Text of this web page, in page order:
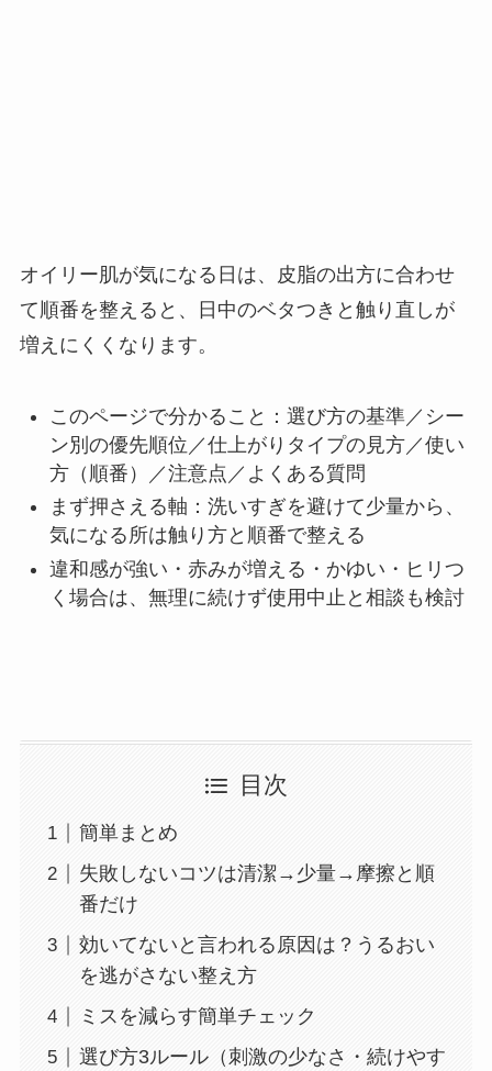
オイリー肌が気になる日は、皮脂の出方に合わせ
て順番を整えると、日中のベタつきと触り直しが
増えにくくなります。
このページで分かること：選び方の基準／シー
ン別の優先順位／仕上がりタイプの見方／使い
方（順番）／注意点／よくある質問
まず押さえる軸：洗いすぎを避けて少量から、
気になる所は触り方と順番で整える
違和感が強い・赤みが増える・かゆい・ヒリつ
く場合は、無理に続けず使用中止と相談も検討
目次
簡単まとめ
失敗しないコツは清潔→少量→摩擦と順
番だけ
効いてないと言われる原因は？うるおい
を逃がさない整え方
ミスを減らす簡単チェック
選び方3ルール（刺激の少なさ・続けやす